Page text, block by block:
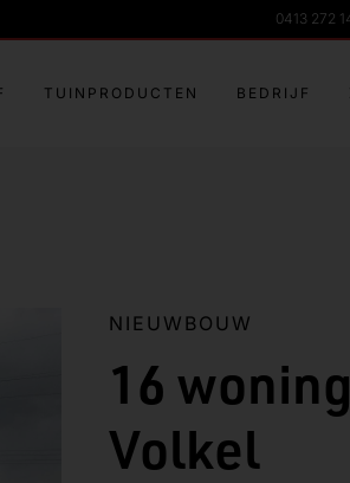
0413 272
TUINPRODUCTEN BEDRIJF
NIEUWBOUW
16
Volkel